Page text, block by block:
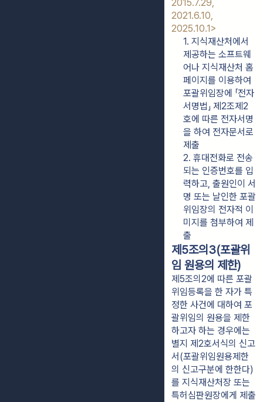
2015.7.29,
2021.6.10,
2025.10.1>
1. 지식재산처에서
제공하는 소프트웨
어나 지식재산처 홈
페이지를 이용하여
포괄위임장에 「전자
서명법」 제2조제2
호에 따른 전자서명
을 하여 전자문서로
제출
2. 휴대전화로 전송
되는 인증번호를 입
력하고, 출원인이 서
명 또는 날인한 포괄
위임장의 전자적 이
미지를 첨부하여 제
출
제5조의3(포괄위
임 원용의 제한)
제5조의2에 따른 포괄
위임등록을 한 자가 특
정한 사건에 대하여 포
괄위임의 원용을 제한
하고자 하는 경우에는
별지 제2호서식의 신고
서(포괄위임원용제한
의 신고구분에 한한다)
를 지식재산처장 또는
특허심판원장에게 제출